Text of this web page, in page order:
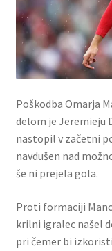
Poškodba Omarja
delom je Jeremieju
nastopil v začetni
navdušen nad
še ni prejela gola.
Proti formaciji
krilni igralec našel
pri čemer bi